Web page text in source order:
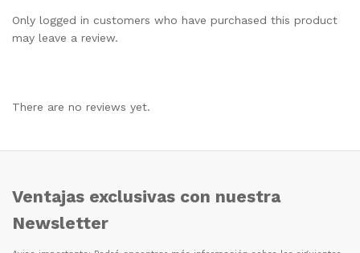
Only logged in customers who have purchased this product
may leave a review.
There are no reviews yet.
Ventajas exclusivas con nuestra
Newsletter